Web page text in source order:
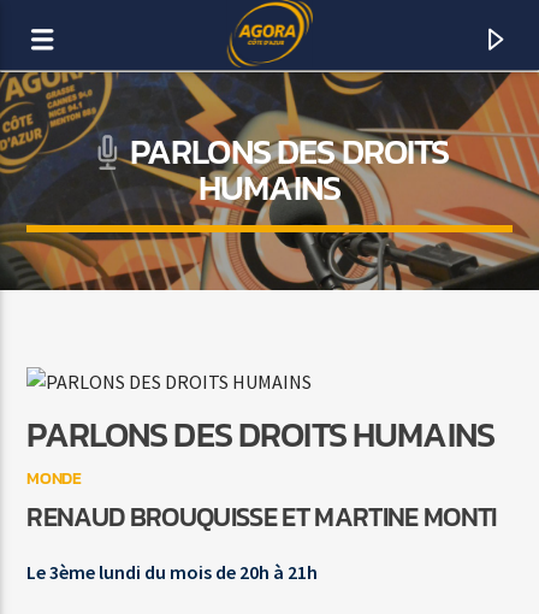
AGORA CÔTE D’AZUR
DAB+
ACTUELLEMENT SUR AGORA FM
ALLO
PARLONS DES DROITS
HUMAINS
PARLONS DES DROITS HUMAINS
MONDE
RENAUD BROUQUISSE ET MARTINE MONTI
Le 3ème lundi du mois de 20h à 21h